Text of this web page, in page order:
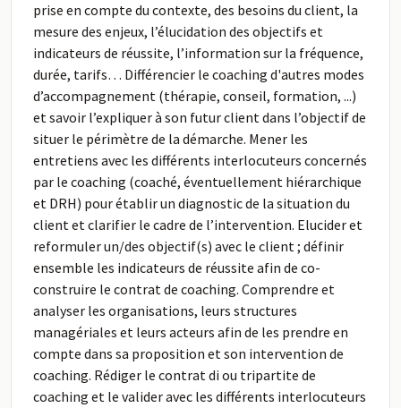
prise en compte du contexte, des besoins du client, la
mesure des enjeux, l’élucidation des objectifs et
indicateurs de réussite, l’information sur la fréquence,
durée, tarifs… Différencier le coaching d'autres modes
d’accompagnement (thérapie, conseil, formation, ...)
et savoir l’expliquer à son futur client dans l’objectif de
situer le périmètre de la démarche. Mener les
entretiens avec les différents interlocuteurs concernés
par le coaching (coaché, éventuellement hiérarchique
et DRH) pour établir un diagnostic de la situation du
client et clarifier le cadre de l’intervention. Elucider et
reformuler un/des objectif(s) avec le client ; définir
ensemble les indicateurs de réussite afin de co-
construire le contrat de coaching. Comprendre et
analyser les organisations, leurs structures
managériales et leurs acteurs afin de les prendre en
compte dans sa proposition et son intervention de
coaching. Rédiger le contrat di ou tripartite de
coaching et le valider avec les différents interlocuteurs